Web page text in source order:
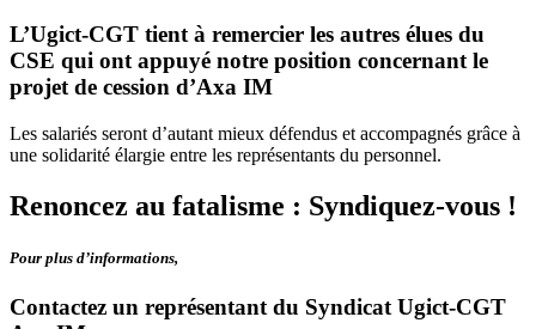
L’Ugict-CGT tient à remercier les autres élues du
CSE qui ont appuyé notre position concernant le
projet de cession d’Axa IM
Les salariés seront d’autant mieux défendus et accompagnés grâce à
une solidarité élargie entre les représentants du personnel.
Renoncez au fatalisme : Syndiquez-vous !
Pour plus d’informations,
Contactez un représentant du Syndicat Ugict-CGT